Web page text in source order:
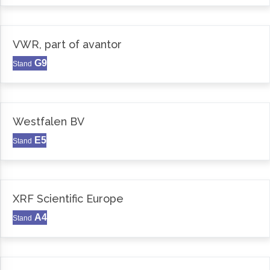
VWR, part of avantor
Stand G9
Westfalen BV
Stand E5
XRF Scientific Europe
Stand A4